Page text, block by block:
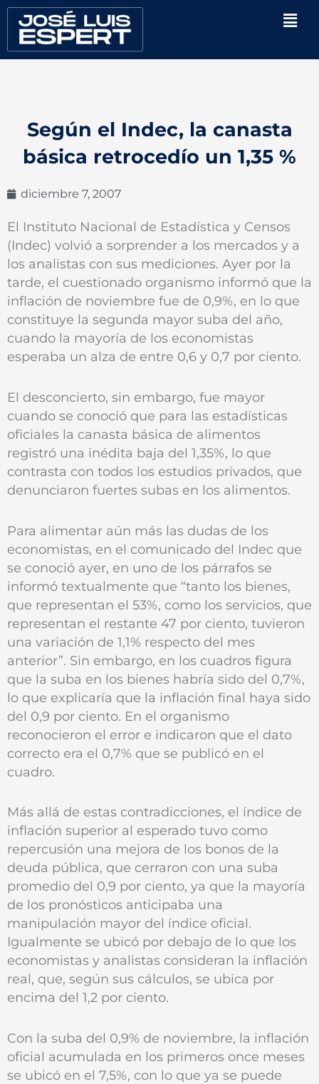
contenido
Según el Indec, la canasta
básica retrocedío un 1,35 %
diciembre 7, 2007
El Instituto Nacional de Estadística y Censos
(Indec) volvió a sorprender a los mercados y a
los analistas con sus mediciones. Ayer por la
tarde, el cuestionado organismo informó que la
inflación de noviembre fue de 0,9%, en lo que
constituye la segunda mayor suba del año,
cuando la mayoría de los economistas
esperaba un alza de entre 0,6 y 0,7 por ciento.
El desconcierto, sin embargo, fue mayor
cuando se conoció que para las estadísticas
oficiales la canasta básica de alimentos
registró una inédita baja del 1,35%, lo que
contrasta con todos los estudios privados, que
denunciaron fuertes subas en los alimentos.
Para alimentar aún más las dudas de los
economistas, en el comunicado del Indec que
se conoció ayer, en uno de los párrafos se
informó textualmente que “tanto los bienes,
que representan el 53%, como los servicios, que
representan el restante 47 por ciento, tuvieron
una variación de 1,1% respecto del mes
anterior”. Sin embargo, en los cuadros figura
que la suba en los bienes habría sido del 0,7%,
lo que explicaría que la inflación final haya sido
del 0,9 por ciento. En el organismo
reconocieron el error e indicaron que el dato
correcto era el 0,7% que se publicó en el
cuadro.
Más allá de estas contradicciones, el índice de
inflación superior al esperado tuvo como
repercusión una mejora de los bonos de la
deuda pública, que cerraron con una suba
promedio del 0,9 por ciento, ya que la mayoría
de los pronósticos anticipaba una
manipulación mayor del índice oficial.
Igualmente se ubicó por debajo de lo que los
economistas y analistas consideran la inflación
real, que, según sus cálculos, se ubica por
encima del 1,2 por ciento.
Con la suba del 0,9% de noviembre, la inflación
oficial acumulada en los primeros once meses
se ubicó en el 7,5%, con lo que ya se puede